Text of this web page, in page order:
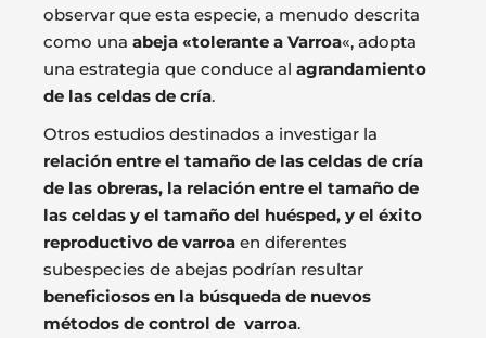
observar que esta especie, a menudo descrita
como una abeja «tolerante a Varroa«, adopta
una estrategia que conduce al agrandamiento
de las celdas de cría.
Otros estudios destinados a investigar la
relación entre el tamaño de las celdas de cría
de las obreras, la relación entre el tamaño de
las celdas y el tamaño del huésped, y el éxito
reproductivo de varroa en diferentes
subespecies de abejas podrían resultar
beneficiosos en la búsqueda de nuevos
métodos de control de varroa.